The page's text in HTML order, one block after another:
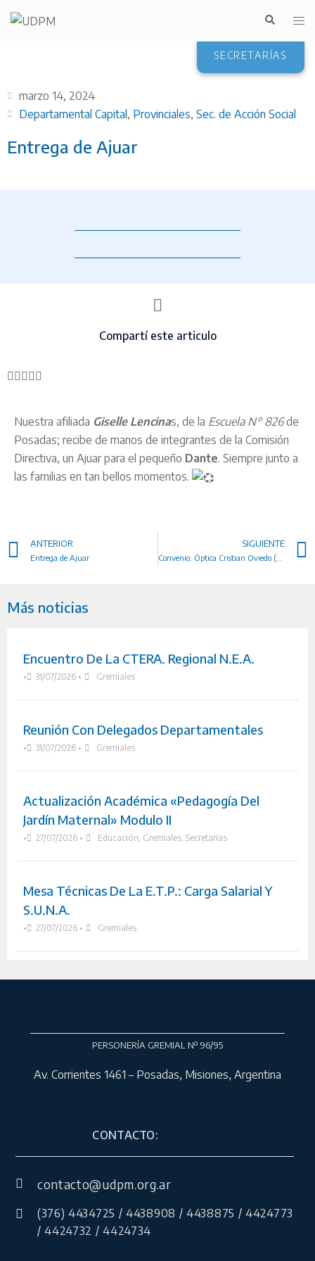
SECRETARÍAS
marzo 14, 2024
Departamental Capital, Provinciales, Sec. de Acción Social
Entrega de Ajuar
Compartí este articulo
Nuestra afiliada Giselle Lencinas, de la Escuela N° 826de
Posadas; recibe de manos de integrantes de la Comisión
Directiva, un Ajuar para el pequeño Dante. Siempre junto a
las familias en tan bellos momentos.
ANTERIOR
Entrega de Ajuar
SIGUIENTE
Convenio: Óptica Cristian Oviedo (Posadas)
Más noticias
Encuentro De La CTERA. Regional N.E.A.
• 31/07/2026 • Gremiales
Reunión Con Delegados Departamentales
• 31/07/2026 • Gremiales
Actualización Académica «Pedagogía Del
Jardín Maternal» Modulo II
• 27/07/2026 • Educación Gremiales, Secretarías
Mesa Técnicas De La E.T.P.: Carga Salarial Y
S.U.N.A.
• 27/07/2026 • Gremiales
PERSONERÍA GREMIAL Nº 96/95
Av. Corrientes 1461 – Posadas, Misiones, Argentina
CONTACTO:
contacto@udpm.org.ar
(376) 4434725 / 4438908 / 4438875 / 4424773
/ 4424732 / 4424734